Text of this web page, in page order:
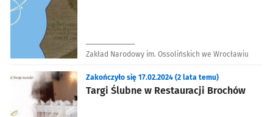
Zakład Narodowy im. Ossolińskich we Wrocławiu
Targi Ślubne w Restauracji Brochów
Zakończyło się 17.02.2024 (2 lata temu)